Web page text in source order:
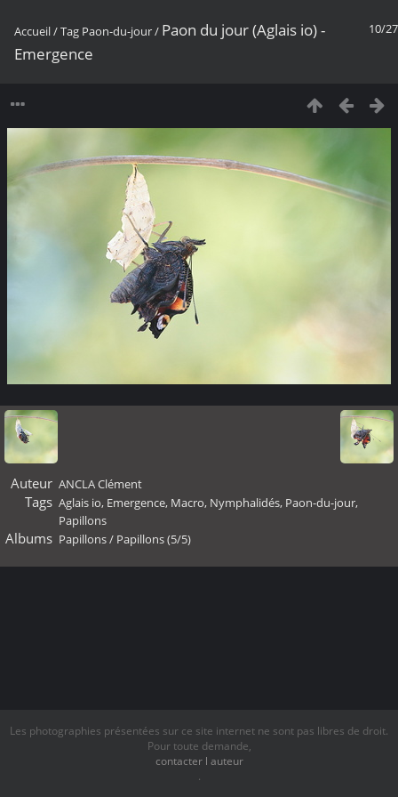
10/27
Accueil/Tag Paon-du-jour/ Paon du jour (Aglais io) -
Emergence
Auteur ANCLA Clément
Tags Aglais io, Emergence, Macro, Nymphalidés, Paon-du-jour,
Papillons
Albums Papillons/ Papillons (5/5)
Les photographies présentées sur ce site internet ne sont pas libres de droit.
Pour toute demande,
contacter l auteur
.